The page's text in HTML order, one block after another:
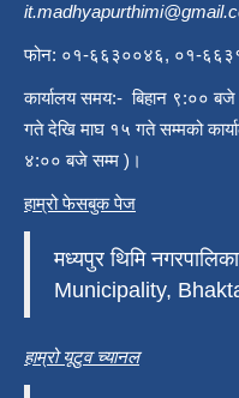
फोन: ०१-६६३००४६, ०१-
कार्यालय समय:- बिहान ९:००
गते देखि माघ १५ गते सम्मको
४:०० बजे सम्म )।
हाम्रो फेसबुक पेज
मध्यपुर थिमि
Municipality,
हाम्रो यूटुव च्यानल